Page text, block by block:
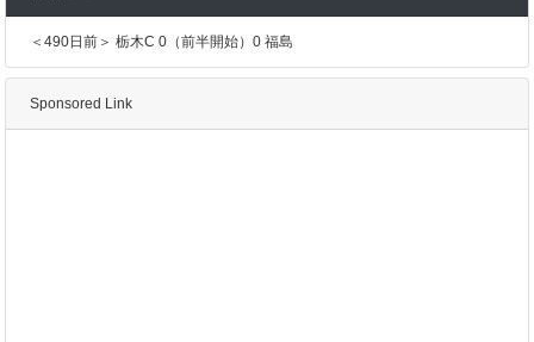
＜490日前＞ 栃木C 0（前半開始）0 福島
Sponsored Link